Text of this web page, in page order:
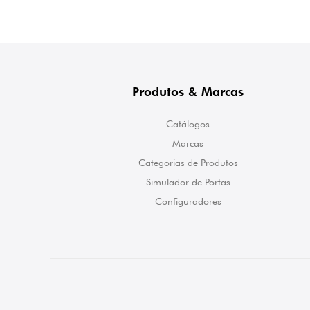
Produtos & Marcas
Catálogos
Marcas
Categorias de Produtos
Simulador de Portas
Configuradores